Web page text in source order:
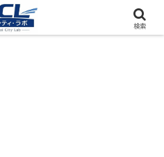
（累計アクセス数4000万PV）
検索